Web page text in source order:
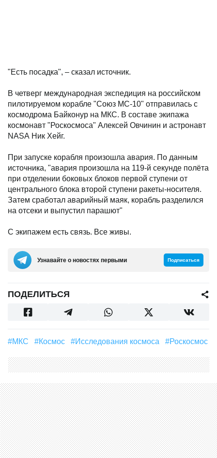
"Есть посадка", – сказал источник.
В четверг международная экспедиция на российском
пилотируемом корабле "Союз МС-10" отправилась с
космодрома Байконур на МКС. В составе экипажа
космонавт "Роскосмоса" Алексей Овчинин и астронавт
NASA Ник Хейг.
При запуске корабля произошла авария. По данным
источника, "авария произошла на 119-й секунде полёта
при отделении боковых блоков первой ступени от
центрального блока второй ступени ракеты-носителя.
Затем сработал аварийный маяк, корабль разделился
на отсеки и выпустил парашют"
С экипажем есть связь. Все живы.
Узнавайте о новостях первыми Подписаться
ПОДЕЛИТЬСЯ
#МКС #Космос #исследования космоса #Роскосмос